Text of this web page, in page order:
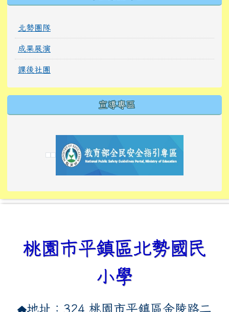
北勢團隊
成果展演
課後社團
宣導專區
link to https://
link to https://10000.gov.tw/
link to https://
link to https://10000.gov.tw/
link to https://
link to https://
link to https://i.win.org.tw/
link to https://
link to https://
link to https://
link to https://
桃園市平鎮區北勢國民
小學
地址：324 桃園市平鎮區金陵路二